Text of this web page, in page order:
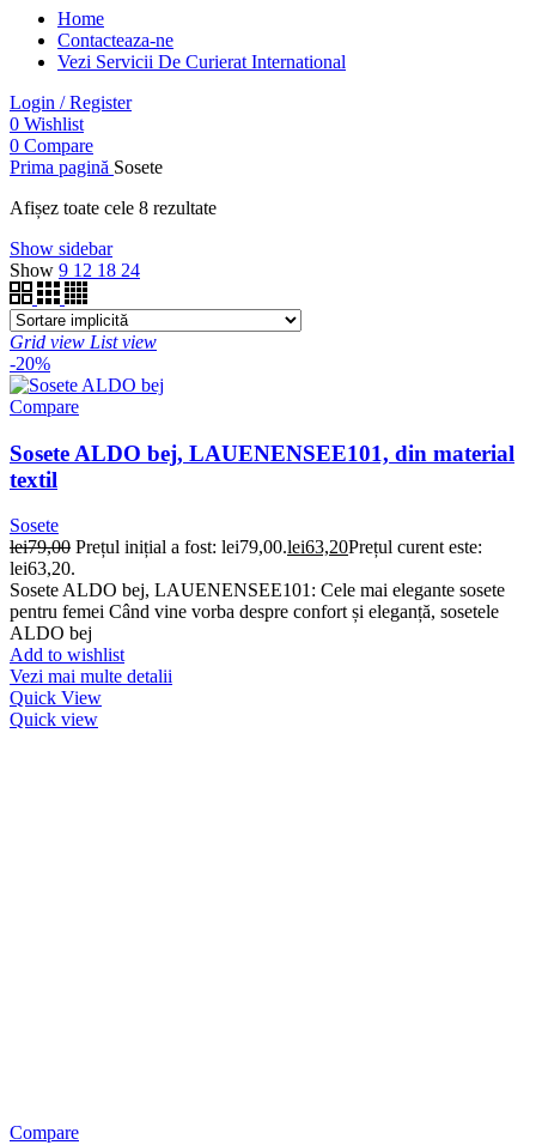
Home
Contacteaza-ne
Vezi Servicii De Curierat International
Login / Register
0 Wishlist
0 Compare
Prima pagină Sosete
Afișez toate cele 8 rezultate
Show sidebar
Show 9 12 18 24
Grid view List view
-20%
Compare
Sosete ALDO bej, LAUENENSEE101, din material
textil
Sosete
lei79,00 Prețul inițial a fost: lei79,00.lei63,20Prețul curent este:
lei63,20.
Sosete ALDO bej, LAUENENSEE101: Cele mai elegante sosete
pentru femei Când vine vorba despre confort și eleganță, sosetele
ALDO bej
Add to wishlist
Vezi mai multe detalii
Quick View
Quick view
Compare